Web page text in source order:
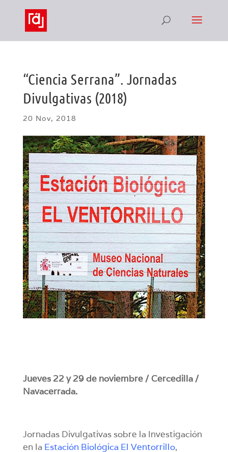
“Ciencia Serrana”. Jornadas
Divulgativas (2018)
20 Nov, 2018
Jueves 22 y 29 de noviembre / Cercedilla /
Navacerrada.
Jornadas Divulgativas sobre la Investigación
en la Estación Biológica El Ventorrillo,